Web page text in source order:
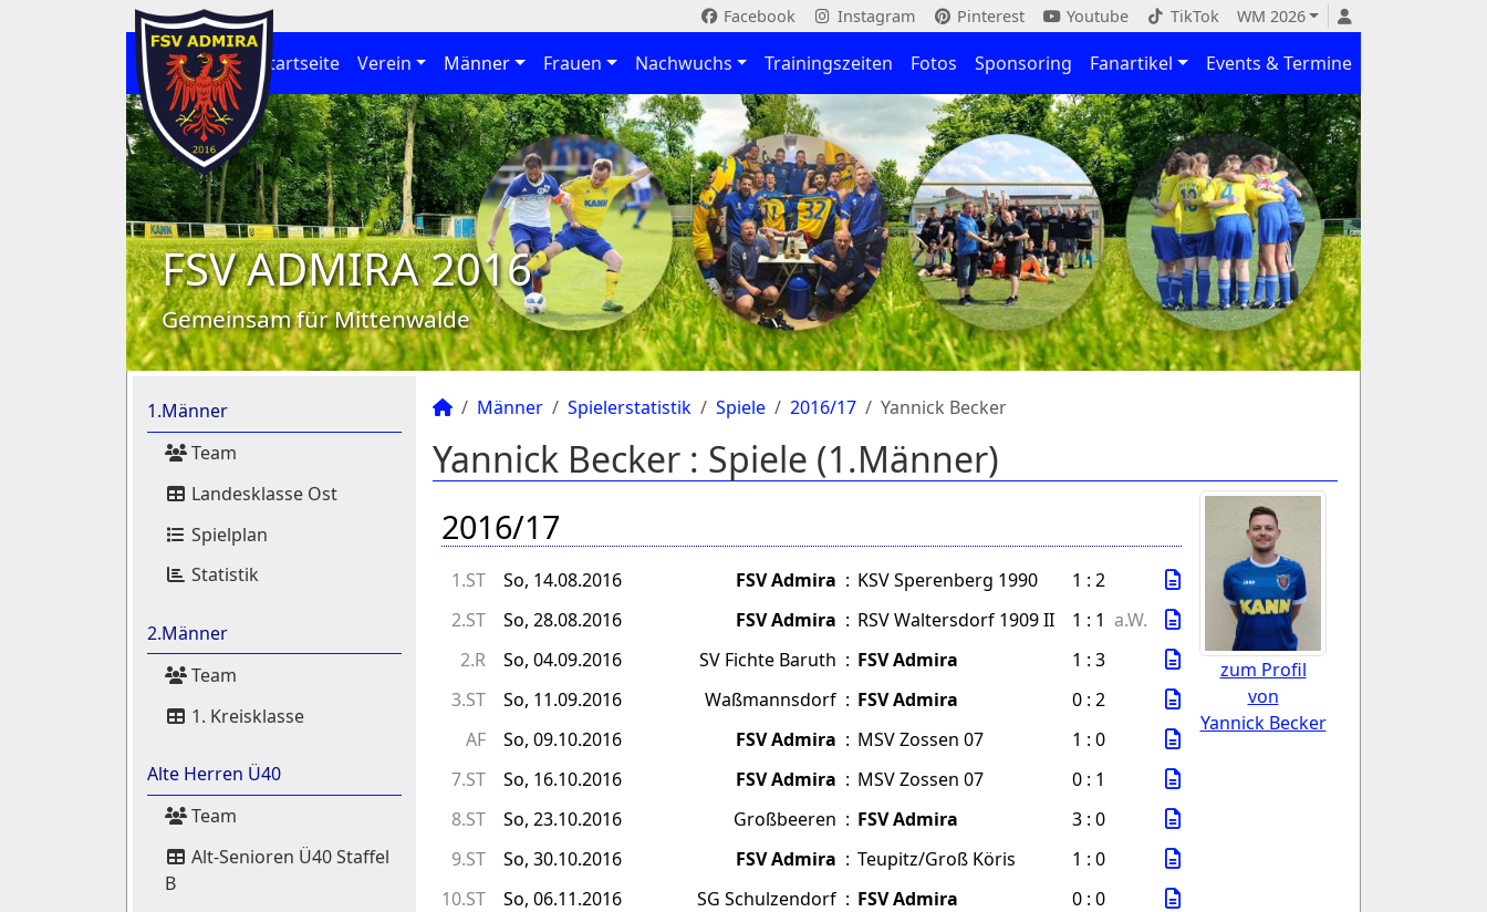
Facebook Instagram Pinterest Youtube TikTok WM 2026
Startseite Verein Männer Frauen Nachwuchs Trainingszeiten Fotos Sponsoring Fanartikel Events & Termine
FSV ADMIRA 2016
Gemeinsam für Mittenwalde
1.Männer
Team
Landesklasse Ost
Spielplan
Statistik
2.Männer
Team
1. Kreisklasse
Alte Herren Ü40
Team
Alt-Senioren Ü40 Staffel
B
Männer Spielerstatistik Spiele 2016/17 Yannick Becker
Yannick Becker : Spiele (1.Männer)
zum Profil
von
Yannick Becker
2016/17
1.ST So, 14.08.2016 FSV Admira : KSV Sperenberg 1990
1 : 2
2.ST
So, 28.08.2016 FSV Admira : RSV Waltersdorf 1909 II 1 : 1 a.W.
2.R
So, 04.09.2016 SV Fichte Baruth : FSV Admira
1 : 3
3.ST
So, 11.09.2016 Waßmannsdorf : FSV Admira
0 : 2
AF
So, 09.10.2016 FSV Admira : MSV Zossen 07
1 : 0
7.ST
So, 16.10.2016 FSV Admira : MSV Zossen 07
0 : 1
8.ST
So, 23.10.2016 Großbeeren : FSV Admira
3 : 0
9.ST
So, 30.10.2016 FSV Admira : Teupitz/Groß Köris
1 : 0
10.ST
So, 06.11.2016 SG Schulzendorf : FSV Admira
0 : 0